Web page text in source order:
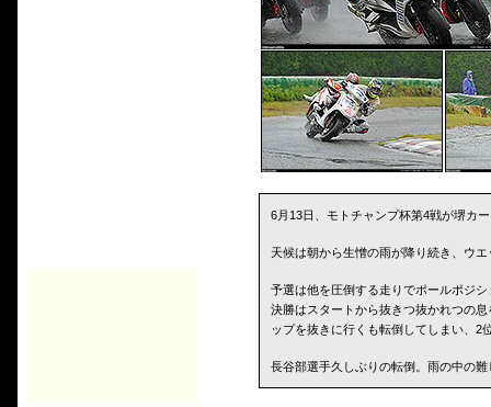
6月13日、モトチャンプ杯第4戦が堺カ
天候は朝から生憎の雨が降り続き、ウ
予選は他を圧倒する走りでポールポジシ
決勝はスタートから抜きつ抜かれつの
ップを抜きに行くも転倒してしまい、2
長谷部選手久しぶりの転倒。雨の中の